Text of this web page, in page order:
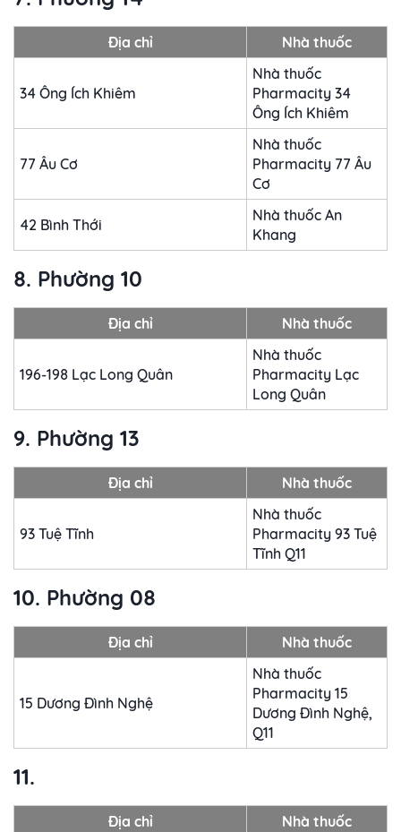
Địa chỉ Nhà thuốc
34 Ông Ích Khiêm
Nhà thuốc
Pharmacity 34
Ông Ích Khiêm
77 Âu Cơ
Nhà thuốc
Pharmacity 77 Âu
Cơ
42 Bình Thới
Nhà thuốc An
Khang
8. Phường 10
Địa chỉ Nhà thuốc
196-198 Lạc Long Quân
Nhà thuốc
Pharmacity Lạc
Long Quân
9. Phường 13
Địa chỉ Nhà thuốc
93 Tuệ Tĩnh
Nhà thuốc
Pharmacity 93 Tuệ
Tĩnh Q11
10. Phường 08
Địa chỉ Nhà thuốc
15 Dương Đình Nghệ
Nhà thuốc
Pharmacity 15
Dương Đình Nghệ,
Q11
11.
Địa chỉ Nhà thuốc